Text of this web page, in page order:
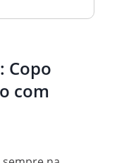
Copo
com